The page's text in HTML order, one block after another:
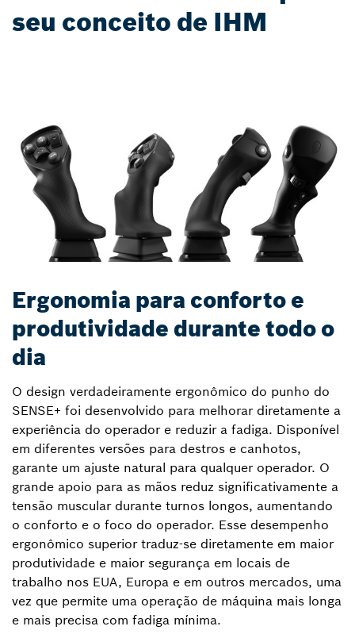
seu conceito de IHM
Ergonomia para conforto e
produtividade durante todo o
dia
O design verdadeiramente ergonômico do punho do
SENSE+ foi desenvolvido para melhorar diretamente a
experiência do operador e reduzir a fadiga. Disponível
em diferentes versões para destros e canhotos,
garante um ajuste natural para qualquer operador. O
grande apoio para as mãos reduz significativamente a
tensão muscular durante turnos longos, aumentando
o conforto e o foco do operador. Esse desempenho
ergonômico superior traduz-se diretamente em maior
produtividade e maior segurança em locais de
trabalho nos EUA, Europa e em outros mercados, uma
vez que permite uma operação de máquina mais longa
e mais precisa com fadiga mínima.